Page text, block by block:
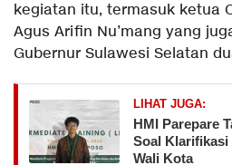
kegiatan itu, termasuk ketua
Agus Arifin Nu’mang yang
Gubernur Sulawesi Selatan
LIHAT JUGA:
HMI Parepare
Soal Klarifikasi
Wali Kota